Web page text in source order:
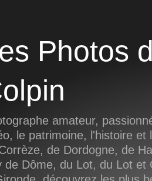
amateur,
le patrimoine, l'histoire et
de Dordogne, de
de Dôme, du Lot, du Lot et